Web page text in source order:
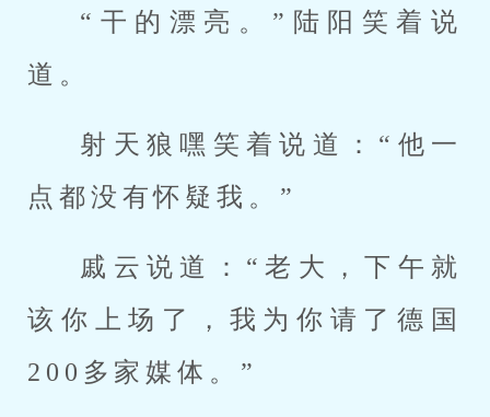
“干的漂亮。”陆阳笑着说
道。
射天狼嘿笑着说道：“他一
点都没有怀疑我。”
戚云说道：“老大，下午就
该你上场了，我为你请了德国
200多家媒体。”